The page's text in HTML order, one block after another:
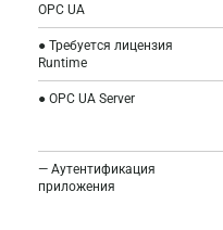
OPC UA
● Требуется лицензия
Runtime
● OPC UA Server
— Аутентификация
приложения